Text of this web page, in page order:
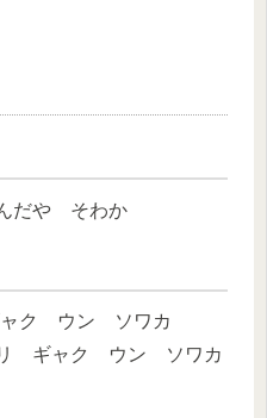
だや そわか
ク ウン ソワカ
ギャク ウン ソワカ